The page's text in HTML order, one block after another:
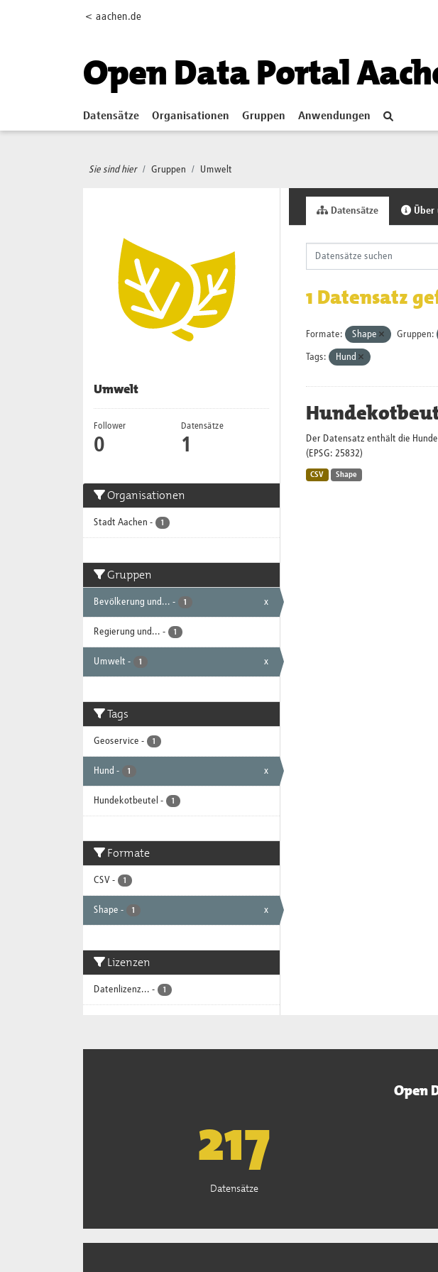
< aachen.de
Open Data Portal
Datensätze Organisationen Gruppen Anwendungen
Sie sind hier Gruppen Umwelt
Umwelt
Follower
0
Datensätze
1
Organisationen
Stadt Aachen - 1
Gruppen
Bevölkerung und... - 1 x
Regierung und... - 1
Umwelt - 1 x
Tags
Geoservice - 1
Hund - 1 x
Hundekotbeutel - 1
Formate
CSV - 1
Shape - 1 x
Lizenzen
Datenlizenz... - 1
Datensätze Über
1 Datensatz
Formate: Shape Gruppen:
Tags: Hund
Der Datensatz enthält die
(EPSG: 25832)
CSV Shape
Open
220
Datensätze